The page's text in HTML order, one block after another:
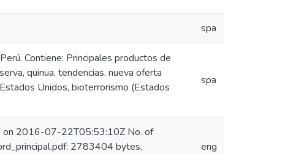
spa
Contiene: Principales productos de
quinua, tendencias, nueva oferta
Unidos, bioterrorismo (Estados
spa
on 2016-07-22T05:53:10Z No. of
2783404 bytes,
eng